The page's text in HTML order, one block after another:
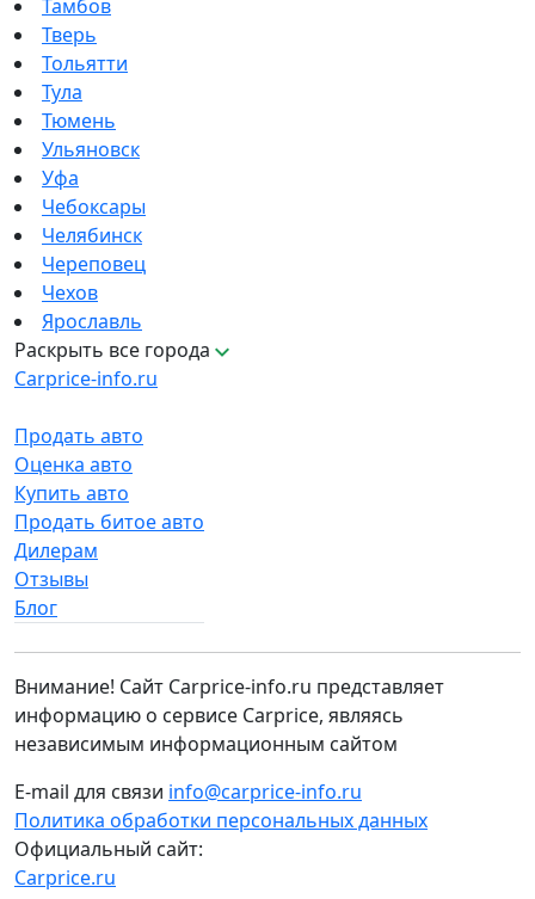
Тамбов
Тверь
Тольятти
Тула
Тюмень
Ульяновск
Уфа
Чебоксары
Челябинск
Череповец
Чехов
Ярославль
Раскрыть все города
Carprice-info.ru
Продать авто
Оценка авто
Купить авто
Продать битое авто
Дилерам
Отзывы
Блог
Внимание! Сайт Carprice-info.ru представляет
информацию о сервисе Carprice, являясь
независимым информационным сайтом
E-mail для связи info@carprice-info.ru
Политика обработки персональных данных
Официальный сайт:
Carprice.ru